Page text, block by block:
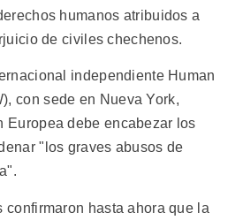
humanos atribuidos a
de civiles chechenos.
independiente Human
con sede en Nueva York,
Europea debe encabezar los
"los graves abusos de
confirmaron hasta ahora que la